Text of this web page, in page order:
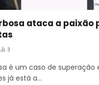
ataca a paixão
3
é um caso de superação
já está a…